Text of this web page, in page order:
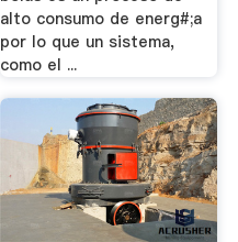
alto consumo de energ#;a
por lo que un sistema,
como el ...